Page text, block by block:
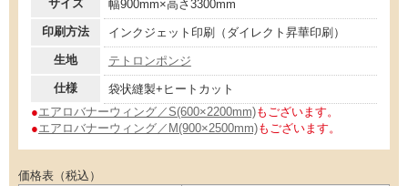
サイズ
幅900mm×高さ3300mm
印刷方法
インクジェット印刷（ダイレクト昇華印刷）
生地
テトロンポンジ
仕様
袋状縫製+ヒートカット
●エアロバナーウィング／S(600×2200mm)もございます。
●エアロバナーウィング／M(900×2500mm)もございます。
価格表（税込）